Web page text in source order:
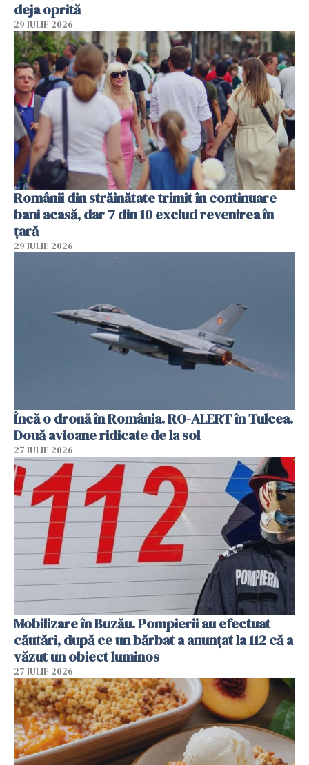
deja oprită
29 IULIE 2026
Românii din străinătate trimit în continuare
bani acasă, dar 7 din 10 exclud revenirea în
țară
29 IULIE 2026
Încă o dronă în România. RO-ALERT în Tulcea.
Două avioane ridicate de la sol
27 IULIE 2026
Mobilizare în Buzău. Pompierii au efectuat
căutări, după ce un bărbat a anunțat la 112 că a
văzut un obiect luminos
27 IULIE 2026